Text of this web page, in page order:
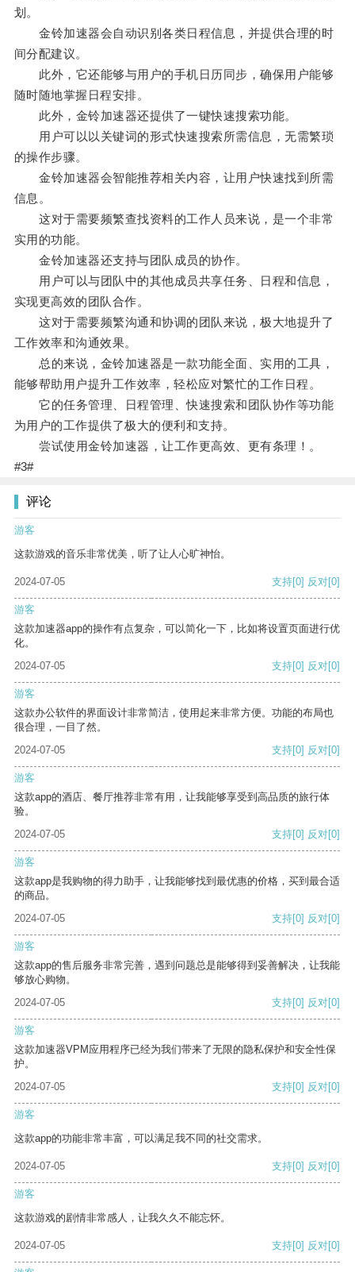
划。
金铃加速器会自动识别各类日程信息，并提供合理的时
间分配建议。
此外，它还能够与用户的手机日历同步，确保用户能够
随时随地掌握日程安排。
此外，金铃加速器还提供了一键快速搜索功能。
用户可以以关键词的形式快速搜索所需信息，无需繁琐
的操作步骤。
金铃加速器会智能推荐相关内容，让用户快速找到所需
信息。
这对于需要频繁查找资料的工作人员来说，是一个非常
实用的功能。
金铃加速器还支持与团队成员的协作。
用户可以与团队中的其他成员共享任务、日程和信息，
实现更高效的团队合作。
这对于需要频繁沟通和协调的团队来说，极大地提升了
工作效率和沟通效果。
总的来说，金铃加速器是一款功能全面、实用的工具，
能够帮助用户提升工作效率，轻松应对繁忙的工作日程。
它的任务管理、日程管理、快速搜索和团队协作等功能
为用户的工作提供了极大的便利和支持。
尝试使用金铃加速器，让工作更高效、更有条理！。
#3#
评论
游客
这款游戏的音乐非常优美，听了让人心旷神怡。
2024-07-05 支持[0] 反对[0]
游客
这款加速器app的操作有点复杂，可以简化一下，比如将设置页面进行优
化。
2024-07-05
支持[0] 反对[0]
游客
这款办公软件的界面设计非常简洁，使用起来非常方便。功能的布局也
很合理，一目了然。
2024-07-05
支持[0] 反对[0]
游客
这款app的酒店、餐厅推荐非常有用，让我能够享受到高品质的旅行体
验。
2024-07-05
支持[0] 反对[0]
游客
这款app是我购物的得力助手，让我能够找到最优惠的价格，买到最合适
的商品。
2024-07-05
支持[0] 反对[0]
游客
这款app的售后服务非常完善，遇到问题总是能够得到妥善解决，让我能
够放心购物。
2024-07-05
支持[0] 反对[0]
游客
这款加速器VPM应用程序已经为我们带来了无限的隐私保护和安全性保
护。
2024-07-05
支持[0] 反对[0]
游客
这款app的功能非常丰富，可以满足我不同的社交需求。
2024-07-05 支持[0] 反对[0]
游客
这款游戏的剧情非常感人，让我久久不能忘怀。
2024-07-05 支持[0] 反对[0]